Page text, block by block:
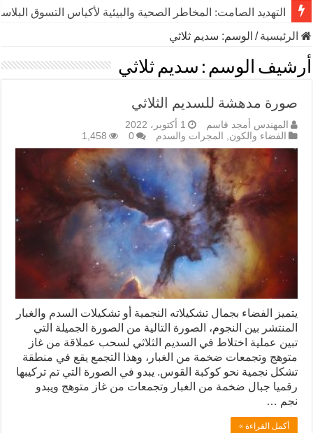
التهديد الصامت: المخاطر الصحية والبيئية لأكياس التسوق
الرئيسية/ الوسم: سديم ثلاثي
أرشيف الوسم : سديم ثلاثي
صورة مدهشة للسديم الثلاثي
المهندس أمجد قاسم
1 أكتوبر، 2022
الفضاء والكون, المجرات والسدم 0
1,458
يتميز الفضاء بجمال تشكيلاته النجمية أو تشكيلات السدم والغبار
المنتشر بين النجوم، الصورة التالية من الصورة الجميلة التي
تبين عملية اختلاط في السديم الثلاثي لسحب عملاقة من غاز
متوهج وتجمعات ضخمة من الغبار، وهذا التجمع يقع في منطقة
تشكل نجمية نحو كوكبة القوس. يبدو في الصورة التي تم تركيبها
رقميا جبال ضخمة من الغبار وتجمعات من غاز متوهج ويبدو
نجم …
أكمل القراءة »